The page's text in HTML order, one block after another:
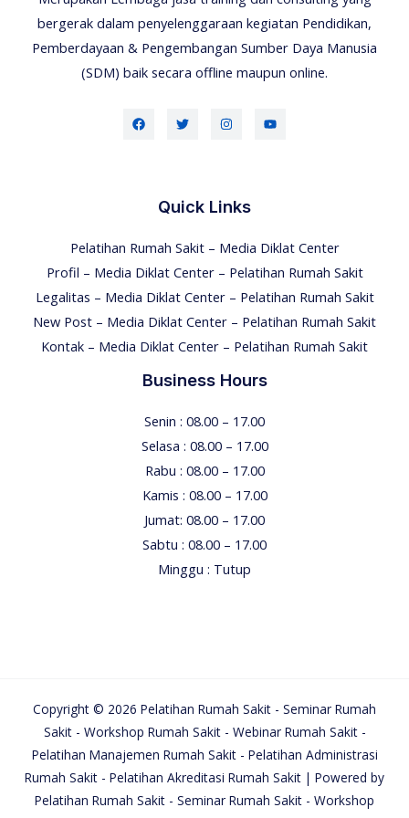
bergerak dalam penyelenggaraan kegiatan Pendidikan,
Pemberdayaan & Pengembangan Sumber Daya Manusia
(SDM) baik secara offline maupun online.
Quick Links
Pelatihan Rumah Sakit – Media Diklat Center
Profil – Media Diklat Center – Pelatihan Rumah Sakit
Legalitas – Media Diklat Center – Pelatihan Rumah Sakit
New Post – Media Diklat Center – Pelatihan Rumah Sakit
Kontak – Media Diklat Center – Pelatihan Rumah Sakit
Business Hours
Senin : 08.00 – 17.00
Selasa : 08.00 – 17.00
Rabu : 08.00 – 17.00
Kamis : 08.00 – 17.00
Jumat: 08.00 – 17.00
Sabtu : 08.00 – 17.00
Minggu : Tutup
Copyright © 2026 Pelatihan Rumah Sakit - Seminar Rumah
Sakit - Workshop Rumah Sakit - Webinar Rumah Sakit -
Pelatihan Manajemen Rumah Sakit - Pelatihan Administrasi
Rumah Sakit - Pelatihan Akreditasi Rumah Sakit | Powered by
Pelatihan Rumah Sakit - Seminar Rumah Sakit - Workshop